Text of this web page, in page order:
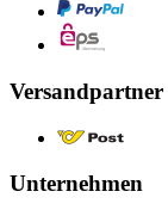
Versandpartner
Unternehmen